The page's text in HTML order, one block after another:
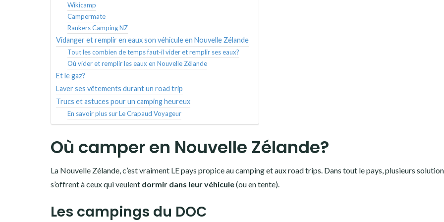
Wikicamp
Campermate
Rankers Camping NZ
Vidanger et remplir en eaux son véhicule en Nouvelle Zélande
Tout les combien de temps faut-il vider et remplir ses eaux?
Où vider et remplir les eaux en Nouvelle Zélande
Et le gaz?
Laver ses vêtements durant un road trip
Trucs et astuces pour un camping heureux
En savoir plus sur Le Crapaud Voyageur
Où camper en Nouvelle Zélande?
La Nouvelle Zélande, c’est vraiment LE pays propice au camping et aux road trips. Dans tout le pays, plusieurs
s’offrent à ceux qui veulent dormir dans leur véhicule(ou en tente).
Les campings du DOC